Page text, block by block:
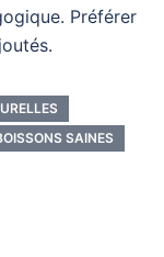
Préférer
SAINES